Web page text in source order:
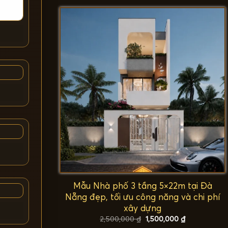
2,500,000 ₫.là:
1,500,000 ₫.
Mẫu Nhà phố 3 tầng 5×22m tại Đà
Nẵng đẹp, tối ưu công năng và chi phí
xây dựng
2,500,000₫ Giá
gốc
1,500,000 ₫Giá
hiện